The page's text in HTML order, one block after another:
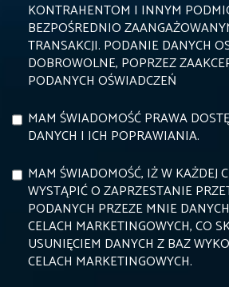
KONTRAHENTOM I INNYM
BEZPOŚREDNIO
TRANSAKCJI. PODANIE DANYCH
DOBROWOLNE, POPRZEZ
PODANYCH OŚWIADCZEŃ
MAM ŚWIADOMOŚĆ PRAWA
DANYCH I ICH POPRAWIANIA.
MAM ŚWIADOMOŚĆ, IŻ W KAŻDEJ
WYSTĄPIĆ O ZAPRZESTANIE
PODANYCH PRZEZE MNIE
CELACH MARKETINGOWYCH, CO
USUNIĘCIEM DANYCH Z BAZ
CELACH MARKETINGOWYCH.